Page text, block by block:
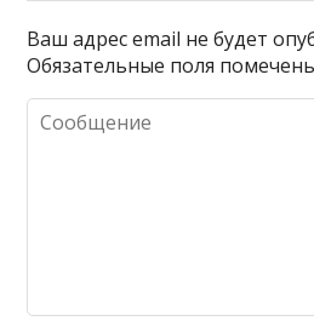
Ваш адрес email не будет
Обязательные поля